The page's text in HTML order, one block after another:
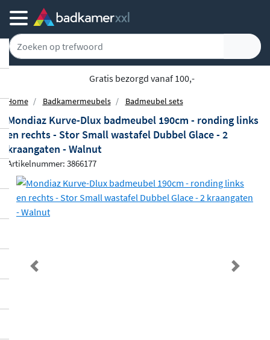
Gratis bezorgd vanaf 100,-
Home Badkamermeubels Badmeubel sets
Mondiaz Kurve-Dlux badmeubel 190cm - ronding links
en rechts - Stor Small wastafel Dubbel Glace - 2
kraangaten - Walnut
Artikelnummer: 3866177
Previous Next